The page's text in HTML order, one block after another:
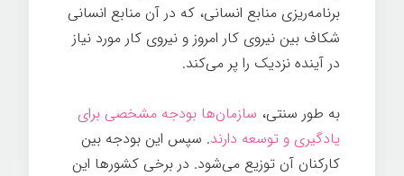
برنامه‌ریزی منابع انسانی، که در آن منابع انسانی
شکاف بین نیروی کار امروز و نیروی کار مورد نیاز
در آینده نزدیک را پر می‌کند.
به طور سنتی، سازمان‌ها بودجه مشخصی برای
یادگیری و توسعه دارند. سپس این بودجه بین
کارکنان آن توزیع می‌شود. در برخی کشورها این